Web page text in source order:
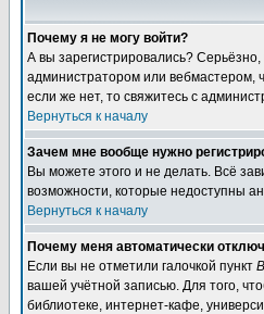
Почему я не могу войти?
А вы зарегистрировались?
администратором или вебмастером,
если же нет, то свяжитесь с
Вернуться к началу
Зачем мне вообще нужно
Вы можете этого и не делать. Всё
возможности, которые недоступны
Вернуться к началу
Почему меня автоматически
Если вы не отметили галочкой пункт
вашей учётной записью. Для того,
библиотеке, интернет-кафе,